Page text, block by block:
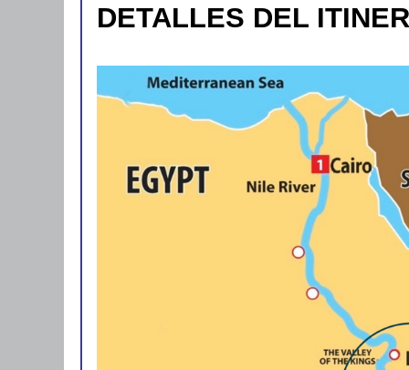
DETALLES DEL